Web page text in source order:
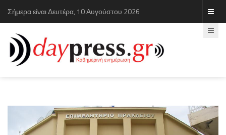
Σήμερα είναι Δευτέρα, 10 Αυγούστου 2026